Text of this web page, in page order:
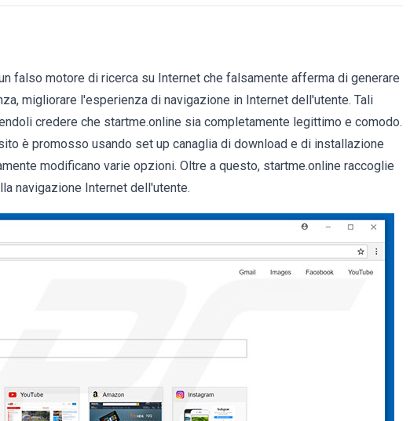
falso motore di ricerca su Internet che falsamente afferma di generare
migliorare l'esperienza di navigazione in Internet dell'utente. Tali
credere che startme.online sia completamente legittimo e comodo.
è promosso usando set up canaglia di download e di installazione
modificano varie opzioni. Oltre a questo, startme.online raccoglie
navigazione Internet dell'utente.